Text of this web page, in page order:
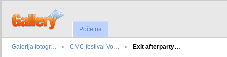
Početna
Galerija fotogr… CMC festival Vo… Exit afterparty…